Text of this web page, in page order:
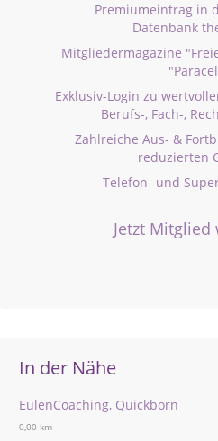
Premiumeintrag in
Datenbank
Mitgliedermagazine
Exklusiv-Login zu
Berufs-, Fach-,
Zahlreiche Aus- &
reduzierten
Telefon- und
Jetzt Mitglied
In der Nähe
EulenCoaching, Quickborn
0,00 km